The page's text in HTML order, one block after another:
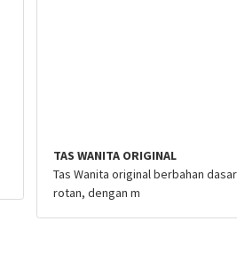
TAS WANITA ORIGINAL
Tas Wanita original berbahan dasar
rotan, dengan m